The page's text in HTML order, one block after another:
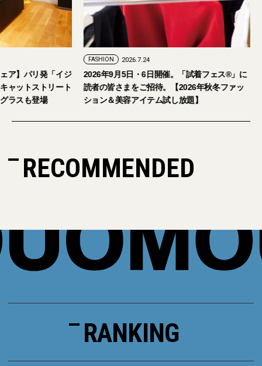
【おしゃれな大人のアイウェア】パリ発「イジ
ピジ」が国内初の旗艦店をキャットストリート
にオープン。日本限定サングラスも登場
2026年9月5日・6
読者の皆さまをご
ション＆美容アイ
RECOMMENDED
RANKING